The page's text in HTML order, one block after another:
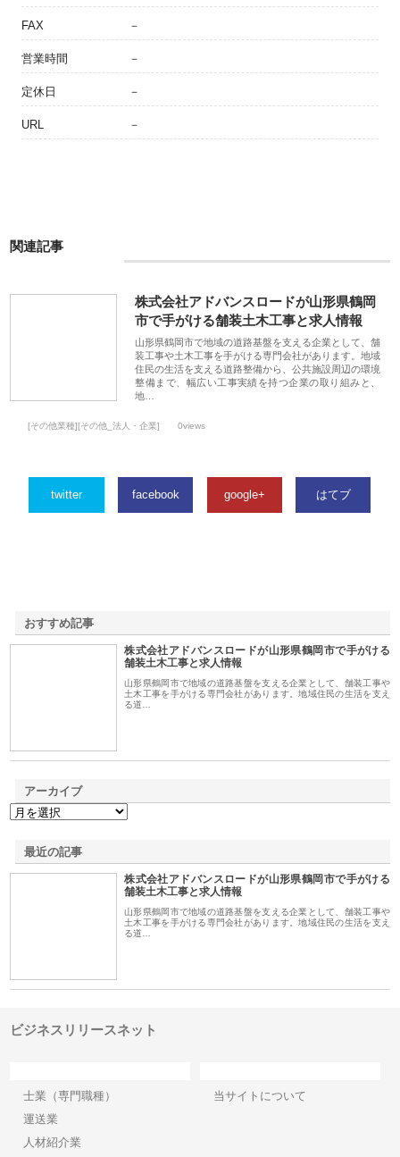
FAX －
営業時間 －
定休日 －
URL －
関連記事
株式会社アドバンスロードが山形県鶴岡
市で手がける舗装土木工事と求人情報
山形県鶴岡市で地域の道路基盤を支える企業として、舗
装工事や土木工事を手がける専門会社があります。地域
住民の生活を支える道路整備から、公共施設周辺の環境
整備まで、幅広い工事実績を持つ企業の取り組みと、
地…
[その他業種][その他_法人・企業] 0views
twitter facebook google+ はてブ
おすすめ記事
株式会社アドバンスロードが山形県鶴岡市で手がける
舗装土木工事と求人情報
山形県鶴岡市で地域の道路基盤を支える企業として、舗装工事や
土木工事を手がける専門会社があります。地域住民の生活を支え
る道…
アーカイブ
最近の記事
株式会社アドバンスロードが山形県鶴岡市で手がける
舗装土木工事と求人情報
山形県鶴岡市で地域の道路基盤を支える企業として、舗装工事や
土木工事を手がける専門会社があります。地域住民の生活を支え
る道…
ビジネスリリースネット
士業（専門職種）
運送業
人材紹介業
当サイトについて